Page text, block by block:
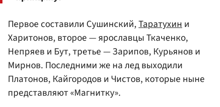
Первое составили Сушинский,Таратухини
Харитонов, второе — ярославцы Ткаченко,
Непряев и Бут, третье — Зарипов, Курьянов и
Мирнов. Последними же на лед выходили
Платонов, Кайгородов и Чистов, которые ныне
представляют «Магнитку».